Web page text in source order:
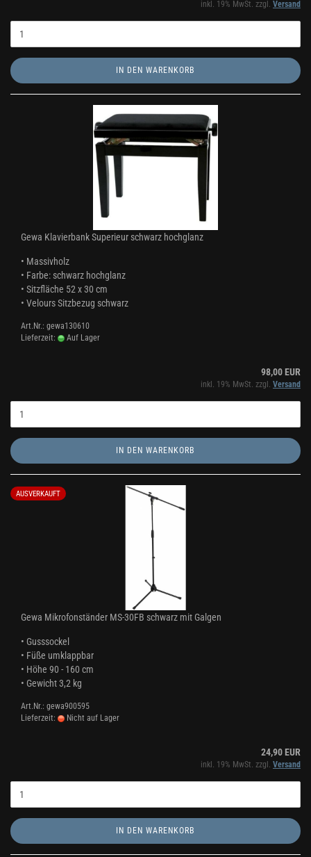
inkl. 19% MwSt. zzgl. Versand
IN DEN WARENKORB
Gewa Klavierbank Superieur schwarz hochglanz
• Massivholz
• Farbe: schwarz hochglanz
• Sitzfläche 52 x 30 cm
• Velours Sitzbezug schwarz
Art.Nr.: gewa130610
Lieferzeit:
Auf Lager
98,00 EUR
inkl. 19% MwSt. zzgl. Versand
IN DEN WARENKORB
AUSVERKAUFT
Gewa Mikrofonständer MS-30FB schwarz mit Galgen
• Gusssockel
• Füße umklappbar
• Höhe 90 - 160 cm
• Gewicht 3,2 kg
Art.Nr.: gewa900595
Lieferzeit:
Nicht auf Lager
24,90 EUR
inkl. 19% MwSt. zzgl. Versand
IN DEN WARENKORB